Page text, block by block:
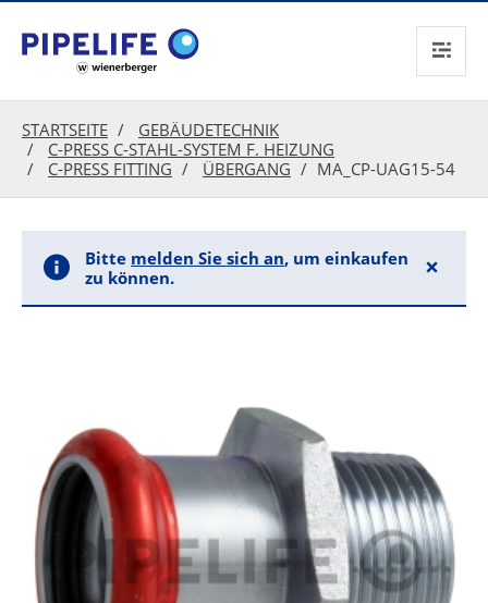
text.skipToContent
text.skipToNavigation
STARTSEITE
GEBÄUDETECHNIK
C-PRESS C-STAHL-SYSTEM F. HEIZUNG
C-PRESS FITTING
ÜBERGANG MA_CP-UAG15-54
Bitte melden Sie sich an, um einkaufen
zu können.
×